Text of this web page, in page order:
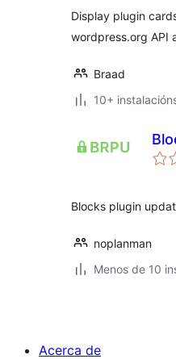
Display plugin
wordpress.org API
Braad
10+
Blocks plugin
noplanman
Menos de 10
Acerca de